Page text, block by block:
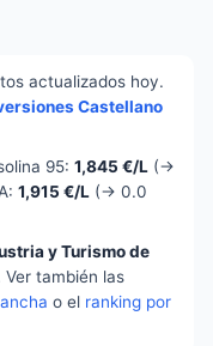
actualizados hoy.
Castellano
95: 1,845 €/L (→
1,915 €/L (→ 0.0
y Turismo de
también las
o el ranking por